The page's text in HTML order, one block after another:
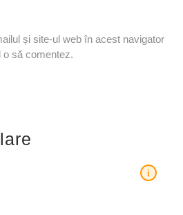
și site-ul web în acest navigator
o să comentez.
i